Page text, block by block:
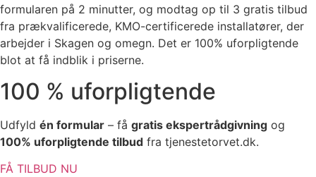
formularen på 2 minutter, og modtag op til 3 gratis tilbud
fra prækvalificerede, KMO-certificerede installatører, der
arbejder i Skagen og omegn. Det er 100% uforpligtende
blot at få indblik i priserne.
100 % uforpligtende
Udfyld én formular – få gratis ekspertrådgivning og
100% uforpligtende tilbud fra tjenestetorvet.dk.
FÅ TILBUD NU